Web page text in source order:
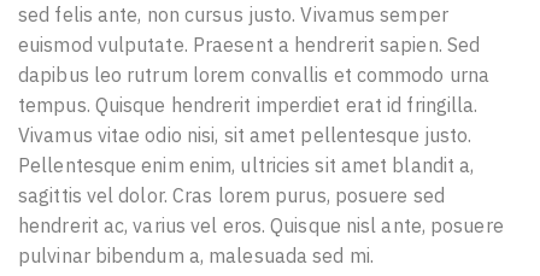
sed felis ante, non cursus justo. Vivamus semper
euismod vulputate. Praesent a hendrerit sapien. Sed
dapibus leo rutrum lorem convallis et commodo urna
tempus. Quisque hendrerit imperdiet erat id fringilla.
Vivamus vitae odio nisi, sit amet pellentesque justo.
Pellentesque enim enim, ultricies sit amet blandit a,
sagittis vel dolor. Cras lorem purus, posuere sed
hendrerit ac, varius vel eros. Quisque nisl ante, posuere
pulvinar bibendum a, malesuada sed mi.